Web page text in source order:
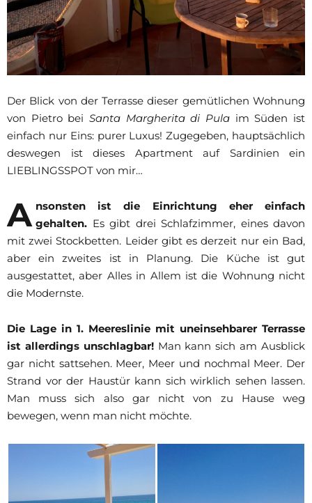
Der Blick von der Terrasse dieser gemütlichen Wohnung
von Pietro bei Santa Margherita di Pula im Süden ist
einfach nur Eins: purer Luxus! Zugegeben, hauptsächlich
deswegen ist dieses Apartment auf Sardinien ein
LIEBLINGSSPOT von mir…
A nsonsten ist die Einrichtung eher einfach
gehalten. Es gibt drei Schlafzimmer, eines davon
mit zwei Stockbetten. Leider gibt es derzeit nur ein Bad,
aber ein zweites ist in Planung. Die Küche ist gut
ausgestattet, aber Alles in Allem ist die Wohnung nicht
die Modernste.
Die Lage in 1. Meereslinie mit uneinsehbarer Terrasse
ist allerdings unschlagbar!Man kann sich am Ausblick
gar nicht sattsehen. Meer, Meer und nochmal Meer. Der
Strand vor der Haustür kann sich wirklich sehen lassen.
Man muss sich also gar nicht von zu Hause weg
bewegen, wenn man nicht möchte.